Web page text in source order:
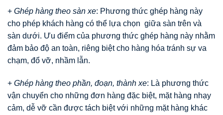
+ Ghép hàng theo sàn xe: Phương thức ghép hàng này
cho phép khách hàng có thể lựa chọn giữa sàn trên và
sàn dưới. Ưu điểm của phương thức ghép hàng này nhằm
đảm bảo độ an toàn, riêng biệt cho hàng hóa tránh sự va
chạm, đổ vỡ, nhầm lẫn.
+ Ghép hàng theo phần, đoạn, thành xe: Là phương thức
vận chuyển cho những đơn hàng đặc biệt, mặt hàng nhạy
cảm, dễ vỡ cần được tách biệt với những mặt hàng khác